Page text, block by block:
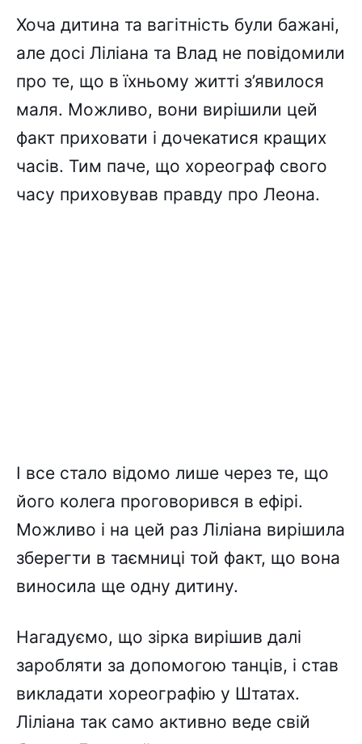
Хоча дитина та вагітність були бажані,
але досі Ліліана та Влад не повідомили
про те, що в їхньому житті з’явилося
маля. Можливо, вони вирішили цей
факт приховати і дочекатися кращих
часів. Тим паче, що хореограф свого
часу приховував правду про Леона.
І все стало відомо лише через те, що
його колега проговорився в ефірі.
Можливо і на цей раз Ліліана вирішила
зберегти в таємниці той факт, що вона
виносила ще одну дитину.
Нагадуємо, що зірка вирішив далі
заробляти за допомогою танців, і став
викладати хореографію у Штатах.
Ліліана так само активно веде свій